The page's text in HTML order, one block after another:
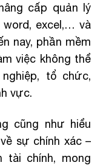
cấp quản lý
excel,… và
nay, phần mềm
việc không thể
tổ chức,
vực.
cũng như hiểu
sự chính xác –
tài chính, mong